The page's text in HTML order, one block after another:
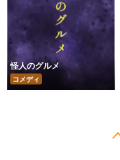
怪人のグルメ
コメディ